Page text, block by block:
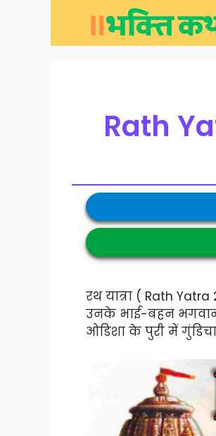
Rath
रथ यात्रा ( Rath
उनके भाई-बहन भगवान
ओडिशा के पुरी में